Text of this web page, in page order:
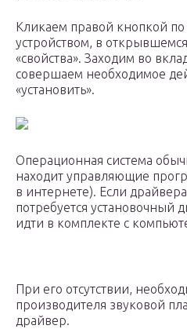
Кликаем правой кнопкой
устройством, в
«свойства». Заходим во
совершаем необходимое
«установить».
Операционная система
находит управляющие
в интернете). Если
потребуется установочный
идти в комплекте с
При его отсутствии,
производителя звуковой
драйвер.